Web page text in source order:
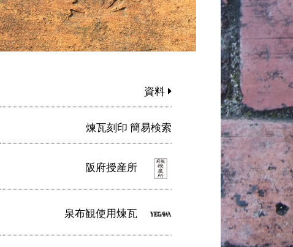
資料
煉瓦刻印 簡易検索
阪府授産所
泉布観使用煉瓦